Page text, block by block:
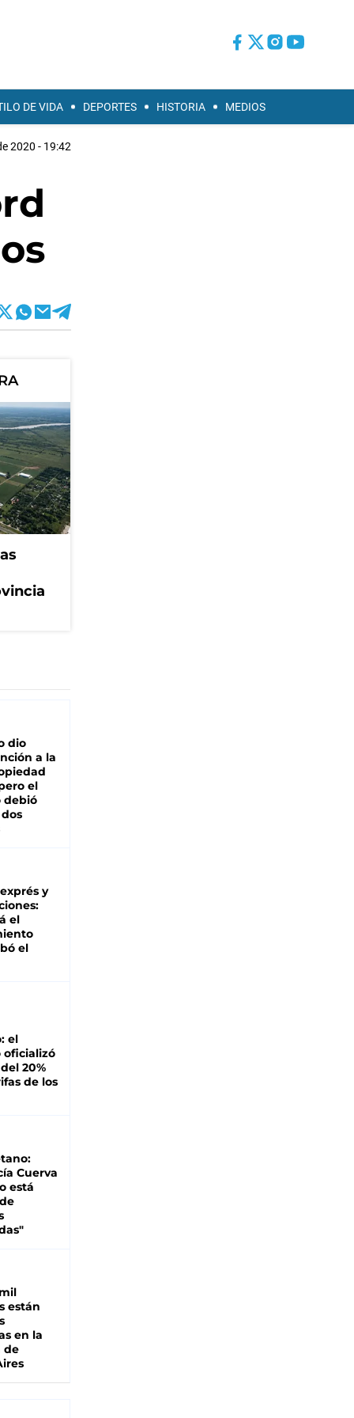
DE VIDA DEPORTES HISTORIA MEDIOS
2020 - 19:42
dio
a la
el
debió
y
el
el
el
oficializó
20%
de los
Cuerva
está
están
en la
de